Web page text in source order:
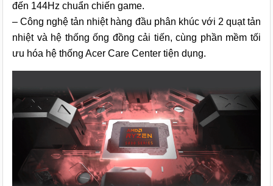
đến 144Hz chuẩn chiến game.
– Công nghệ tản nhiệt hàng đầu phân khúc với 2 quạt tản
nhiệt và hệ thống ống đồng cải tiến, cùng phần mềm tối
ưu hóa hệ thống Acer Care Center tiện dụng.